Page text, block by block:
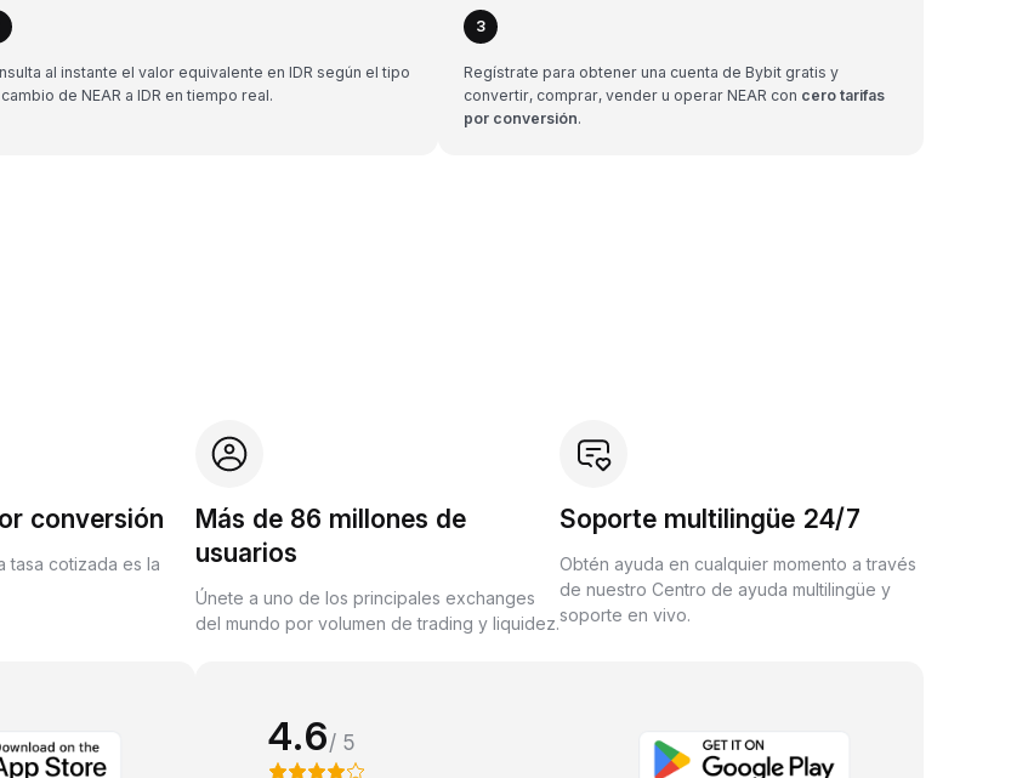
al instante el valor equivalente en IDR según el tipo
de NEAR a IDR en tiempo real.
3
Regístrate para obtener una cuenta de Bybit gratis y
convertir, comprar, vender u operar NEAR con cero tarifas
por conversión.
conversión
tasa cotizada es la
Más de 86 millones de
usuarios
Únete a uno de los principales exchanges
del mundo por volumen de trading y liquidez.
Soporte multilingüe 24/7
Obtén ayuda en cualquier momento a través
de nuestro Centro de ayuda multilingüe y
soporte en vivo.
4.6/ 5